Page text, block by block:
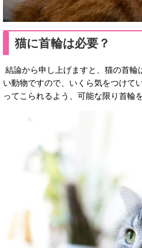
猫に首輪は必要？
結論から申し上げますと、猫の首輪
い動物ですので、いくら気をつけて
ってこられるよう、可能な限り首輪